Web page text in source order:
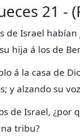
21 -
de Israel
hija á los de
á la casa de
y alzando su
de Israel,
tribu?